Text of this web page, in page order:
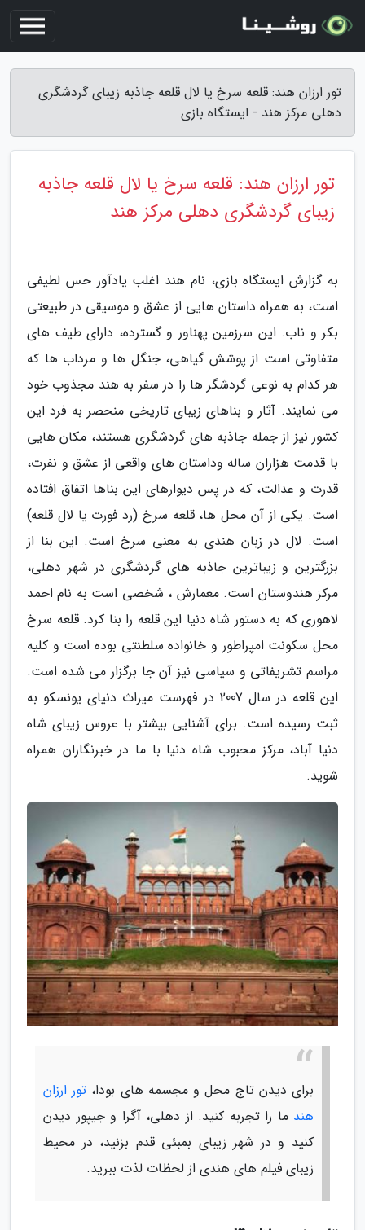
تور ارزان هند: قلعه سرخ یا لال قلعه جاذبه زیبای گردشگری
دهلی مرکز هند - ایستگاه بازی
تور ارزان هند: قلعه سرخ یا لال قلعه جاذبه
زیبای گردشگری دهلی مرکز هند
به گزارش ایستگاه بازی، نام هند اغلب یادآور حس لطیفی
است، به همراه داستان هایی از عشق و موسیقی در طبیعتی
بکر و ناب. این سرزمین پهناور و گسترده، دارای طیف های
متفاوتی است از پوشش گیاهی، جنگل ها و مرداب ها که
هر کدام به نوعی گردشگر ها را در سفر به هند مجذوب خود
می نمایند. آثار و بناهای زیبای تاریخی منحصر به فرد این
کشور نیز از جمله جاذبه های گردشگری هستند، مکان هایی
با قدمت هزاران ساله وداستان های واقعی از عشق و نفرت،
قدرت و عدالت، که در پس دیوارهای این بناها اتفاق افتاده
است. یکی از آن محل ها، قلعه سرخ (رد فورت یا لال قلعه)
است. لال در زبان هندی به معنی سرخ است. این بنا از
بزرگترین و زیباترین جاذبه های گردشگری در شهر دهلی،
مرکز هندوستان است. معمارش ، شخصی است به نام احمد
لاهوری که به دستور شاه دنیا این قلعه را بنا کرد. قلعه سرخ
محل سکونت امپراطور و خانواده سلطنتی بوده است و کلیه
مراسم تشریفاتی و سیاسی نیز آن جا برگزار می شده است.
این قلعه در سال 2007 در فهرست میراث دنیای یونسکو به
ثبت رسیده است. برای آشنایی بیشتر با عروس زیبای شاه
دنیا آباد، مرکز محبوب شاه دنیا با ما در خبرنگاران همراه
شوید.
برای دیدن تاج محل و مجسمه های بودا، تور ارزان
هند ما را تجربه کنید. از دهلی، آگرا و جیپور دیدن
کنید و در شهر زیبای بمبئی قدم بزنید، در محیط
زیبای فیلم های هندی از لحظات لذت ببرید.